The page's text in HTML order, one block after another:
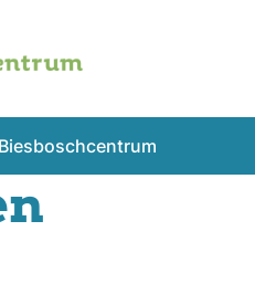
Biesboschcentrum